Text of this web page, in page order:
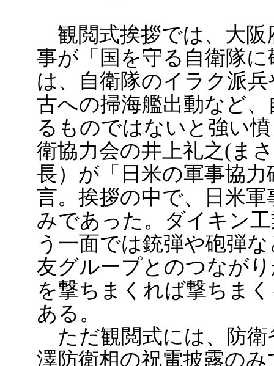
観閲式挨拶では、大阪
事が「国を守る自衛隊
は、自衛隊のイラク派
古への掃海艦出動など
るものではないと強い
衛協力会の井上礼之(ま
長）が「日米の軍事協
言。挨拶の中で、日米
みであった。ダイキン
う一面では銃弾や砲弾
友グループとのつなが
を撃ちまくれば撃ちま
ある。
ただ観閲式には、防衛
澤防衛相の祝電披露の